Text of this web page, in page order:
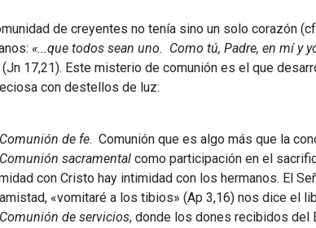
de creyentes no tenía sino un solo corazón
«...que todos sean uno. Como tú, Padre, en mí y
(Jn 17,21). Este misterio de comunión es el que
con destellos de luz:
Comunión de fe. Comunión que es algo más que la
Comunión sacramental como participación en el
con Cristo hay intimidad con los hermanos. El
«vomitaré a los tibios» (Ap 3,16) nos dice el
Comunión de servicios, donde los dones recibidos del